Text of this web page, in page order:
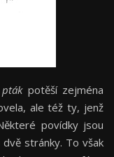
ptákpotěší zejména
ale též ty, jenž
povídky jsou
stránky. To však